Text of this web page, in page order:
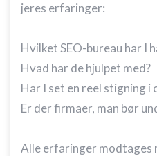
jeres erfaringer:
Hvilket SEO-bureau har I
Hvad har de hjulpet med?
Har I set en reel stigning
Er der firmaer, man bør
Alle erfaringer modtages